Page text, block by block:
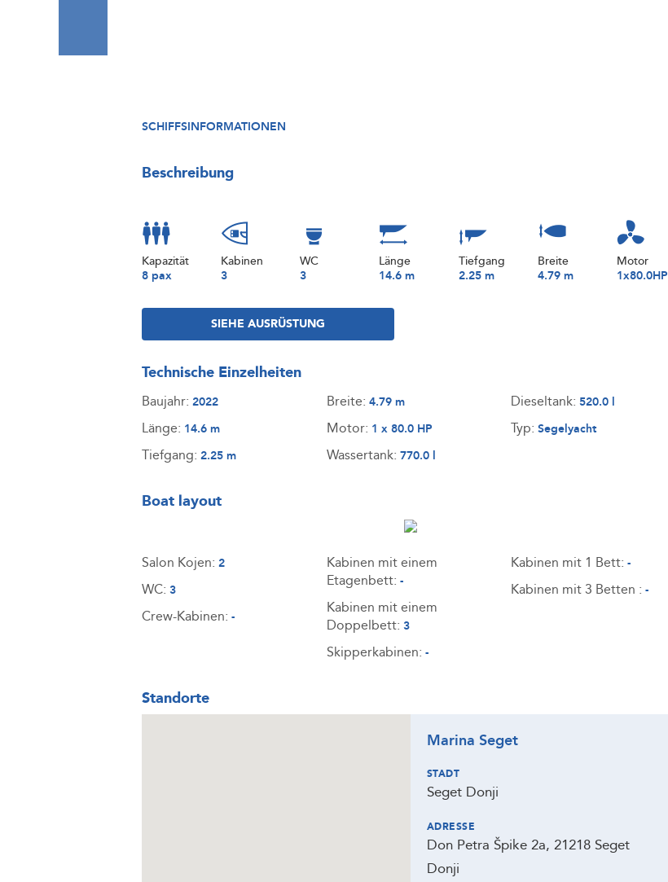
SCHIFFSINFORMATIONEN
Beschreibung
Kapazität
8 pax
Kabinen
3
WC
3
Länge
14.6 m
Tiefgang
2.25 m
Breite
4.79 m
Motor
1x80.0HP
SIEHE AUSRÜSTUNG
Technische Einzelheiten
Baujahr: 2022
Länge: 14.6 m
Tiefgang: 2.25 m
Breite: 4.79 m
Motor: 1 x 80.0 HP
Wassertank: 770.0 l
Dieseltank:520.0 l
Typ:Segelyacht
Boat layout
Salon Kojen: 2
WC: 3
Crew-Kabinen: -
Kabinen mit einem
Etagenbett: -
Kabinen mit einem
Doppelbett: 3
Skipperkabinen: -
Kabinen mit 1 Bett:-
Kabinen mit 3 Betten :-
Standorte
Marina Seget
STADT
Seget Donji
ADRESSE
Don Petra Špike 2a, 21218 Seget
Donji